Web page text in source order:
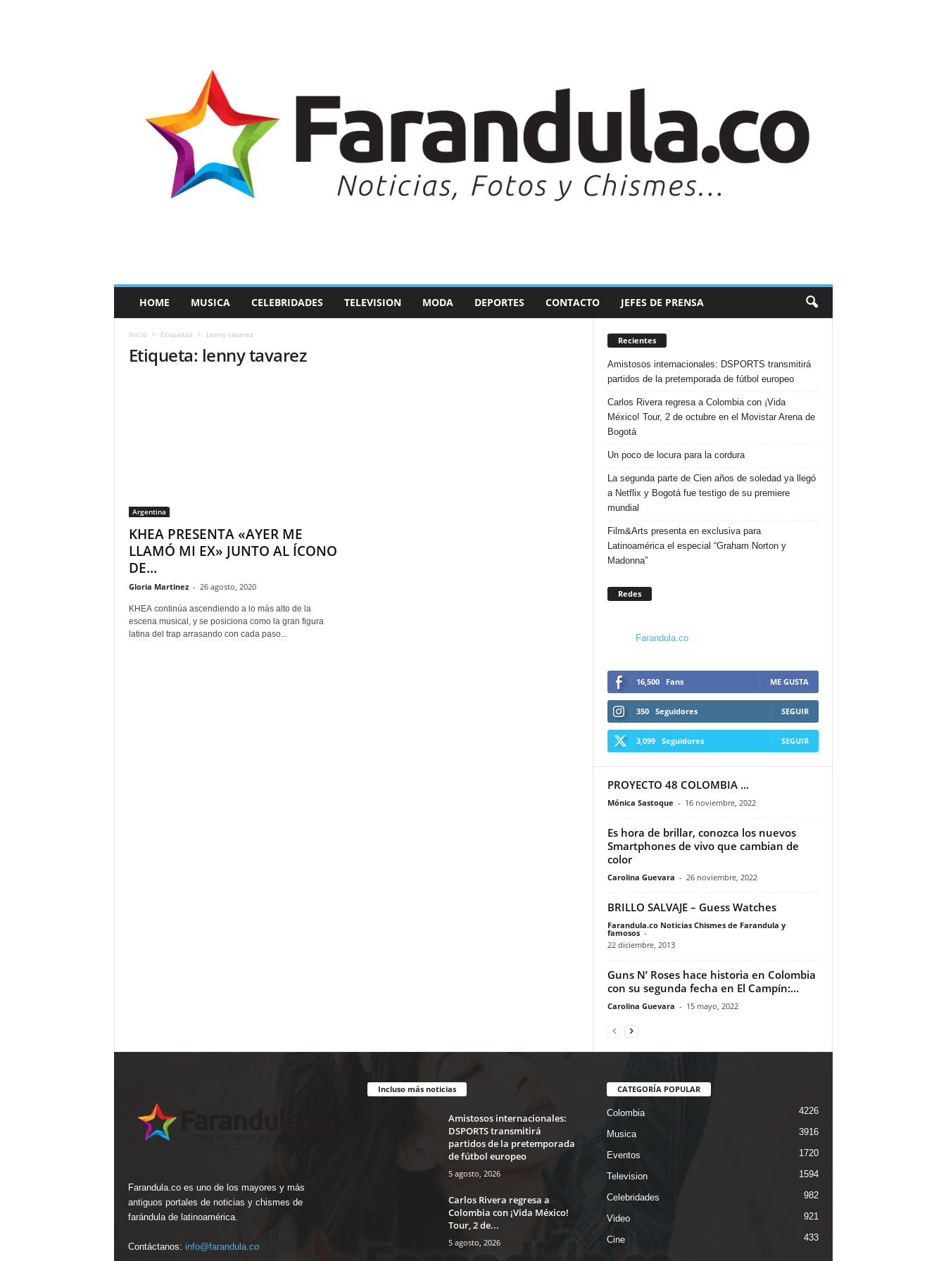
a
HOME MUSICA CELEBRIDADES TELEVISION MODA DEPORTES CONTACTO JEFES DE PRENSA
Inicio Etiquetas Lenny tavarez
Etiqueta: lenny tavarez
Argentina
KHEA PRESENTA «AYER ME
LLAMÓ MI EX» JUNTO AL ÍCONO
DE...
Gloria Martinez - 26 agosto, 2020
KHEA continúa ascendiendo a lo más alto de la
escena musical, y se posiciona como la gran figura
latina del trap arrasando con cada paso...
Recientes
Amistosos internacionales: DSPORTS transmitirá
partidos de la pretemporada de fútbol europeo
Carlos Rivera regresa a Colombia con ¡Vida
México! Tour, 2 de octubre en el Movistar Arena de
Bogotá
Un poco de locura para la cordura
La segunda parte de Cien años de soledad ya llegó
a Netflix y Bogotá fue testigo de su premiere
mundial
Film&Arts presenta en exclusiva para
Latinoamérica el especial “Graham Norton y
Madonna”
Redes
Farandula.co
16,500 Fans ME GUSTA
350 Seguidores SEGUIR
3,099 Seguidores SEGUIR
PROYECTO 48 COLOMBIA ...
Mónica Sastoque - 16 noviembre, 2022
Es hora de brillar, conozca los nuevos
Smartphones de vivo que cambian de
color
Carolina Guevara - 26 noviembre, 2022
BRILLO SALVAJE – Guess Watches
Farandula.co Noticias Chismes de Farandula y
famosos -
22 diciembre, 2013
Guns N’ Roses hace historia en Colombia
con su segunda fecha en El Campín:...
Carolina Guevara - 15 mayo, 2022
Farandula.co es uno de los mayores y más
antiguos portales de noticias y chismes de
farándula de latinoamérica.
Contáctanos: info@farandula.co
Incluso más noticias
Amistosos internacionales:
DSPORTS transmitirá
partidos de la pretemporada
de fútbol europeo
5 agosto, 2026
Carlos Rivera regresa a
Colombia con ¡Vida México!
Tour, 2 de...
5 agosto, 2026
CATEGORÍA POPULAR
Colombia 4226
Musica 3916
Eventos 1720
Television 1594
Celebridades 982
Video 921
Cine 433